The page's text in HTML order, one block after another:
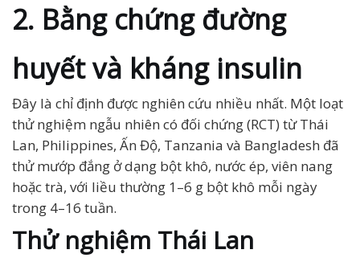
2. Bằng chứng đường
huyết và kháng insulin
Đây là chỉ định được nghiên cứu nhiều nhất. Một loạt
thử nghiệm ngẫu nhiên có đối chứng (RCT) từ Thái
Lan, Philippines, Ấn Độ, Tanzania và Bangladesh đã
thử mướp đắng ở dạng bột khô, nước ép, viên nang
hoặc trà, với liều thường 1–6 g bột khô mỗi ngày
trong 4–16 tuần.
Thử nghiệm Thái Lan